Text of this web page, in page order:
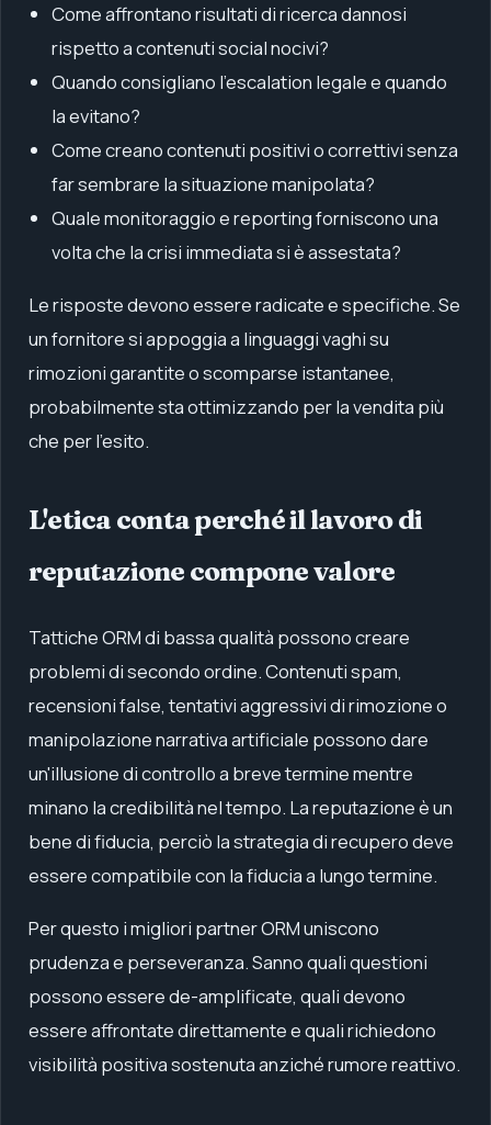
Come affrontano risultati di ricerca dannosi
rispetto a contenuti social nocivi?
Quando consigliano l'escalation legale e quando
la evitano?
Come creano contenuti positivi o correttivi senza
far sembrare la situazione manipolata?
Quale monitoraggio e reporting forniscono una
volta che la crisi immediata si è assestata?
Le risposte devono essere radicate e specifiche. Se
un fornitore si appoggia a linguaggi vaghi su
rimozioni garantite o scomparse istantanee,
probabilmente sta ottimizzando per la vendita più
che per l'esito.
L'etica conta perché il lavoro di
reputazione compone valore
Tattiche ORM di bassa qualità possono creare
problemi di secondo ordine. Contenuti spam,
recensioni false, tentativi aggressivi di rimozione o
manipolazione narrativa artificiale possono dare
un'illusione di controllo a breve termine mentre
minano la credibilità nel tempo. La reputazione è un
bene di fiducia, perciò la strategia di recupero deve
essere compatibile con la fiducia a lungo termine.
Per questo i migliori partner ORM uniscono
prudenza e perseveranza. Sanno quali questioni
possono essere de-amplificate, quali devono
essere affrontate direttamente e quali richiedono
visibilità positiva sostenuta anziché rumore reattivo.